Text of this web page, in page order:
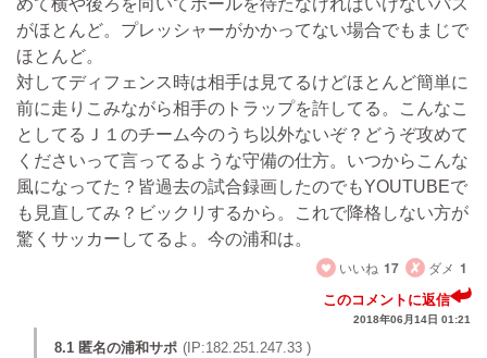
めて横や後ろを向いてボールを待たなければいけないパス
がほとんど。プレッシャーがかかってない場合でもまじで
ほとんど。
対してディフェンス時は相手は見てるけどほとんど簡単に
前に走りこみながら相手のトラップを許してる。こんなこ
としてるＪ１のチーム今のうち以外ないぞ？どうぞ攻めて
くださいって言ってるような守備の仕方。いつからこんな
風になってた？皆過去の試合録画したのでもYOUTUBEで
も見直してみ？ビックリするから。これで降格しない方が
驚くサッカーしてるよ。今の浦和は。
いいね 17 ダメ 1
このコメントに返信
2018年06月14日 01:21
8.1 匿名の浦和サポ (IP:182.251.247.33 )